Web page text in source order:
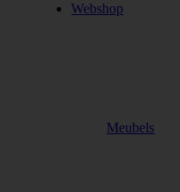
Webshop
Meubels